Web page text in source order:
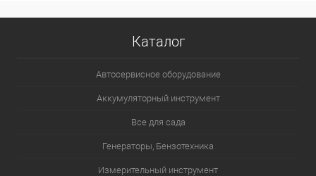
Каталог
Автосервисное оборудование
Аккумуляторный инструмент
Все для сада
Генераторы, Бензотехника
Измерительный инструмент